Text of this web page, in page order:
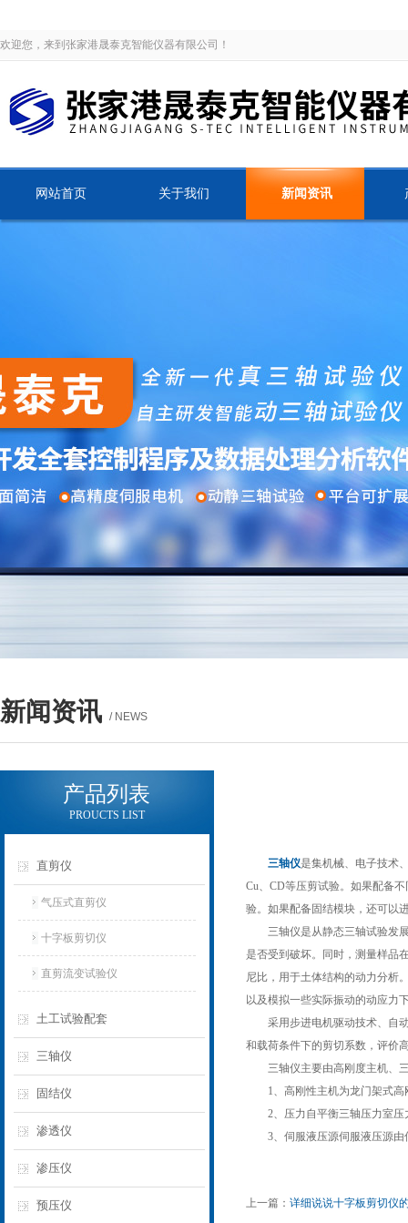
欢迎您，来到张家港晟泰克智能仪器有限公司！
网站首页 关于我们 新闻资讯
新闻资讯 / NEWS
产品列表
PROUCTS LIST
直剪仪
气压式直剪仪
十字板剪切仪
直剪流变试验仪
土工试验配套
三轴仪
固结仪
渗透仪
渗压仪
预压仪
三轴仪是集机械、电子技术
Cu、CD等压剪试验。如果配备
验。如果配备固结模块，还可以
三轴仪是从静态三轴试验发展
是否受到破坏。同时，测量样品
尼比，用于土体结构的动力分析
以及模拟一些实际振动的动应力
采用步进电机驱动技术、自动
和载荷条件下的剪切系数，评价
三轴仪主要由高刚度主机、三
1、高刚性主机为龙门架式高
2、压力自平衡三轴压力室压
3、伺服液压源伺服液压源由
上一篇： 详细说说十字板剪切仪